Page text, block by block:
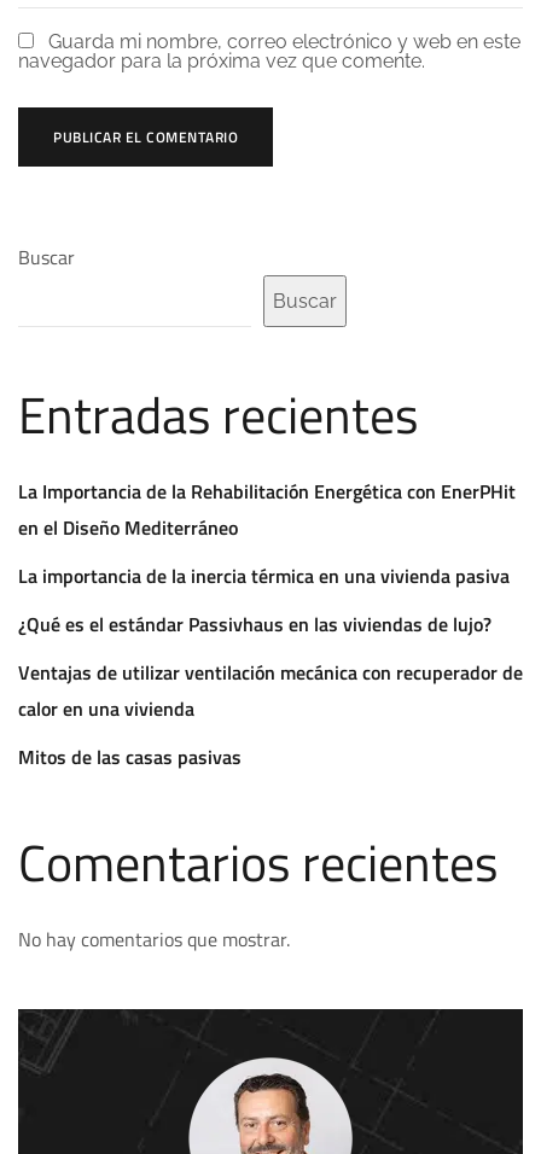
Guarda mi nombre, correo electrónico y web en este
navegador para la próxima vez que comente.
Buscar
Buscar
Entradas recientes
La Importancia de la Rehabilitación Energética con EnerPHit
en el Diseño Mediterráneo
La importancia de la inercia térmica en una vivienda pasiva
¿Qué es el estándar Passivhaus en las viviendas de lujo?
Ventajas de utilizar ventilación mecánica con recuperador de
calor en una vivienda
Mitos de las casas pasivas
Comentarios recientes
No hay comentarios que mostrar.